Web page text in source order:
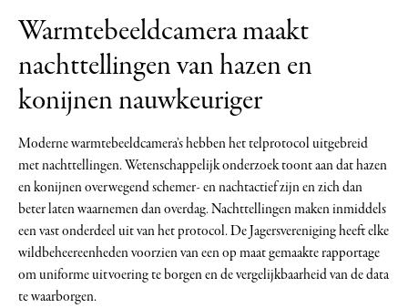
Warmtebeeldcamera maakt
nachttellingen van hazen en
konijnen nauwkeuriger
Moderne warmtebeeldcamera’s hebben het telprotocol uitgebreid
met nachttellingen. Wetenschappelijk onderzoek toont aan dat hazen
en konijnen overwegend schemer- en nachtactief zijn en zich dan
beter laten waarnemen dan overdag. Nachttellingen maken inmiddels
een vast onderdeel uit van het protocol. De Jagersvereniging heeft elke
wildbeheereenheden voorzien van een op maat gemaakte rapportage
om uniforme uitvoering te borgen en de vergelijkbaarheid van de data
te waarborgen.